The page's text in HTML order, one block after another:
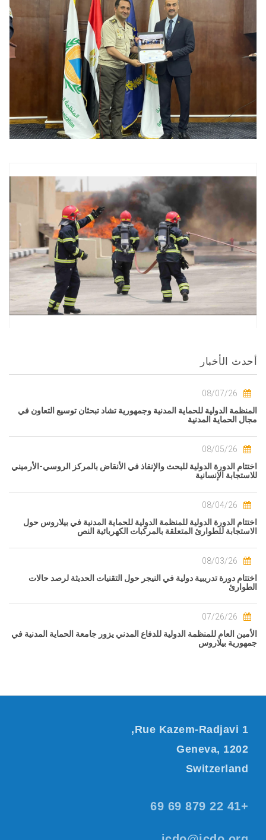
أحدث الأخبار
08/07/26
المنظمة الدولية للحماية المدنية وجمهورية تشاد تبحثان توسيع التعاون في
مجال الحماية المدنية
08/05/26
اختتام الدورة الدولية للبحث والإنقاذ في الأنقاض بالمركز الروسي-الأرميني
للاستجابة الإنسانية
08/04/26
اختتام الدورة الدولية للمنظمة الدولية للحماية المدنية في بيلاروس حول
الاستجابة للطوارئ المتعلقة بالمركبات الكهربائية النص
08/03/26
اختتام دورة تدريبية دولية في النيجر حول التقنيات الحديثة لرصد حالات
الطوارئ
07/26/26
الأمين العام للمنظمة الدولية للدفاع المدني يزور جامعة الحماية المدنية في
جمهورية بيلاروس
Rue Kazem-Radjavi 1,
Geneva, 1202
Switzerland
+41 22 879 69 69